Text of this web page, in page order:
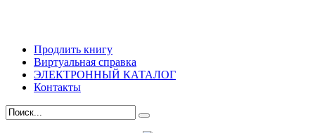
Продлить книгу
Виртуальная справка
ЭЛЕКТРОННЫЙ КАТАЛОГ
Контакты